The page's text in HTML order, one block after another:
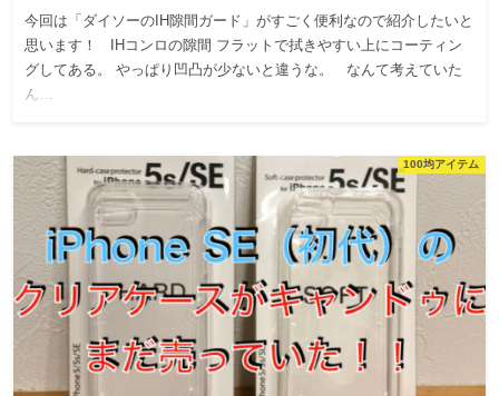
今回は「ダイソーのIH隙間ガード」がすごく便利なので紹介したいと
思います！ IHコンロの隙間 フラットで拭きやすい上にコーティン
グしてある。 やっぱり凹凸が少ないと違うな。 なんて考えていた
ん…
100均アイテム